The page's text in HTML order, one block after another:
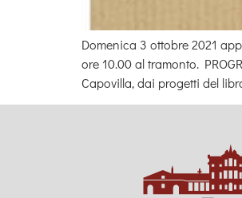
Domenica 3 ottobre 2021
ore 10.00 al tramonto.
Capovilla, dai progetti del